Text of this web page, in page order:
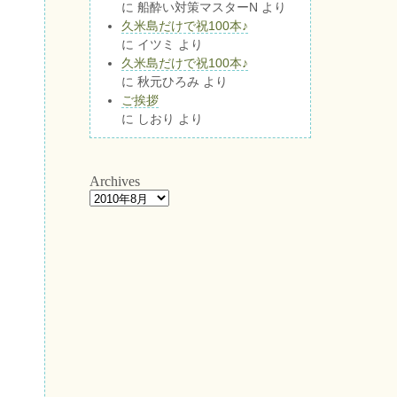
に 船酔い対策マスターN より
久米島だけで祝100本♪
に イツミ
より
久米島だけで祝100本♪
に 秋元ひろみ より
ご挨拶
に しおり より
Archives